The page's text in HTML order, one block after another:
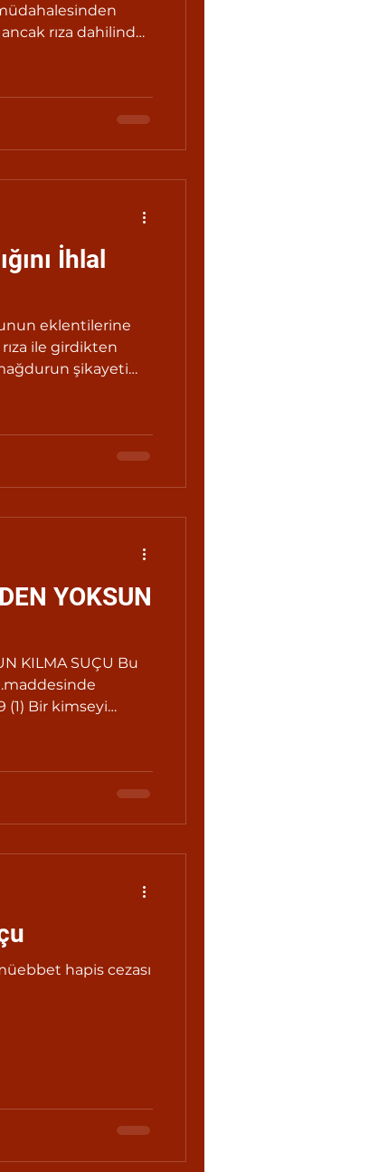
rıza dahilinde
İhlal
eklentilerine
rıza ile girdikten
şikayeti
YOKSUN
KILMA SUÇU Bu
hapis cezası